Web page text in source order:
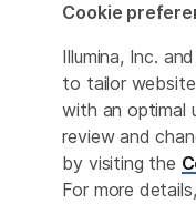
Privacy Policy
© 2026 Illumina, Inc. All
Cookie
Illumina, Inc.
to tailor
with an optimal
review and
by visiting the
For more